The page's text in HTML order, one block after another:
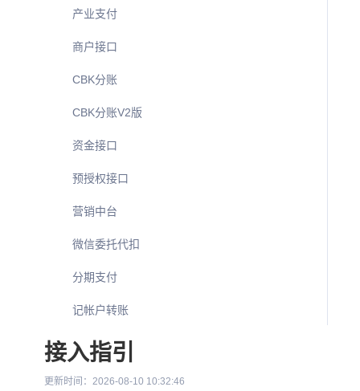
产业支付
商户接口
CBK分账
CBK分账V2版
资金接口
预授权接口
营销中台
微信委托代扣
分期支付
记帐户转账
接入指引
更新时间：2026-08-10 10:32:46